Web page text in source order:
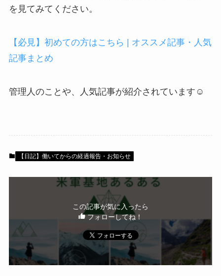
を見てみてください。
【必見】初めての方はこちら | オススメ記事・人気
記事まとめ
管理人のことや、人気記事が紹介されています☺
【日記】働いてからの経過報告・お知らせ
この記事が気に入ったら
フォローしてね！